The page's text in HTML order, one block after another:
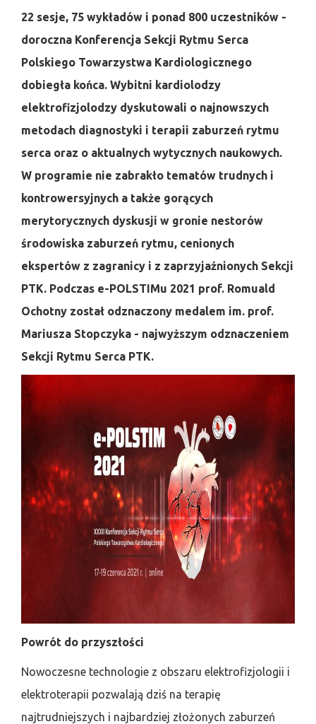
22 sesje, 75 wykładów i ponad 800 uczestników -
doroczna Konferencja Sekcji Rytmu Serca
Polskiego Towarzystwa Kardiologicznego
dobiegła końca. Wybitni kardiolodzy
elektrofizjolodzy dyskutowali o najnowszych
metodach diagnostyki i terapii zaburzeń rytmu
serca oraz o aktualnych wytycznych naukowych.
W programie nie zabrakło tematów trudnych i
kontrowersyjnych a także gorących
merytorycznych dyskusji w gronie nestorów
środowiska zaburzeń rytmu, cenionych
ekspertów z zagranicy i z zaprzyjaźnionych Sekcji
PTK. Podczas e-POLSTIMu 2021 prof. Romuald
Ochotny został odznaczony medalem im. prof.
Mariusza Stopczyka - najwyższym odznaczeniem
Sekcji Rytmu Serca PTK.
Powrót do przyszłości
Nowoczesne technologie z obszaru elektrofizjologii i
elektroterapii pozwalają dziś na terapię
najtrudniejszych i najbardziej złożonych zaburzeń